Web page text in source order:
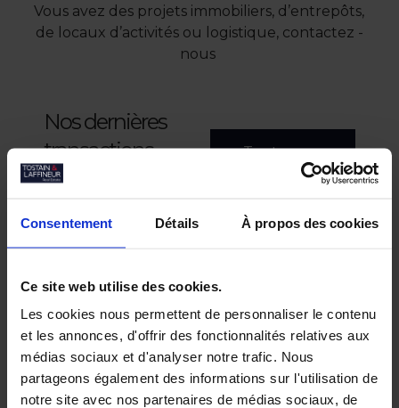
Consentement Détails À propos des cookies
Ce site web utilise des cookies.
Les cookies nous permettent de personnaliser le contenu
et les annonces, d'offrir des fonctionnalités relatives aux
médias sociaux et d'analyser notre trafic. Nous
partageons également des informations sur l'utilisation de
notre site avec nos partenaires de médias sociaux, de
Vous avez des projets immobiliers, d’entrepôts,
de locaux d’activités ou logistique, contactez -
nous
Nos dernières
transactions
Toutes nos
transactions